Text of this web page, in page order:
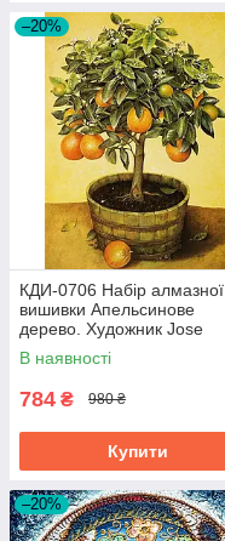
–20%
КДИ-0706 Набір алмазної
вишивки Апельсинове
дерево. Художник Jоse
Escofet
В наявності
784 ₴ 980 ₴
Купити
–20%